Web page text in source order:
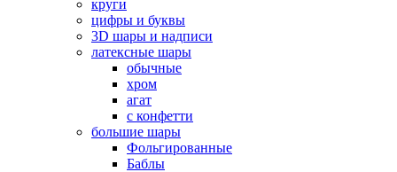
круги
цифры и буквы
3D шары и надписи
латексные шары
обычные
хром
агат
с конфетти
большие шары
Фольгированные
Баблы